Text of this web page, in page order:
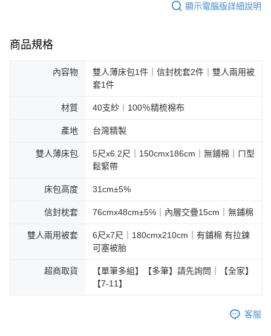
顯示電腦版詳細說明
商品規格
內容物
雙人薄床包1件｜信封枕套2件｜雙人兩用被
套1件
材質 40支紗︱100％精梳棉布
產地 台灣精製
雙人薄床包
5尺x6.2尺｜150cmx186cm｜無鋪棉｜ㄇ型
鬆緊帶
床包高度 31cm±5%
信封枕套 76cmx48cm±5℅｜內層交疊15cm｜無鋪棉
雙人兩用被套
6尺x7尺｜180cmx210cm｜有鋪棉 有拉鍊
可塞被胎
超商取貨
【單筆多組】【多筆】請先詢問｜【全家】
【7-11】
客服